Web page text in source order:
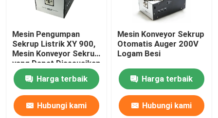
Mesin Pengumpan
Sekrup Listrik XY 900,
Mesin Konveyor Sekrup
yang Dapat Disesuaikan
Harga terbaik
Hubungi kami
Mesin Konveyor Sekrup
Otomatis Auger 200V
Logam Besi
Harga terbaik
Hubungi kami